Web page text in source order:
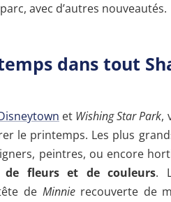
avec d’autres nouveautés.
dans tout
et Wishing Star Park,
le printemps. Les plus
peintres, ou encore
de fleurs et de couleurs.
de Minnierecouverte de